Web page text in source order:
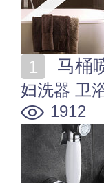
马桶
妇洗器 卫
1912